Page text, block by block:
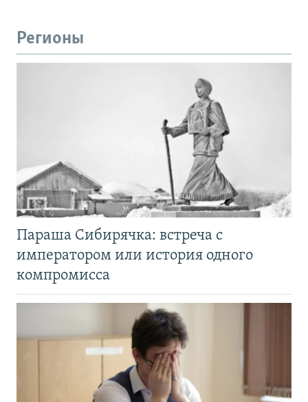
Регионы
Параша Сибирячка: встреча с
императором или история одного
компромисса